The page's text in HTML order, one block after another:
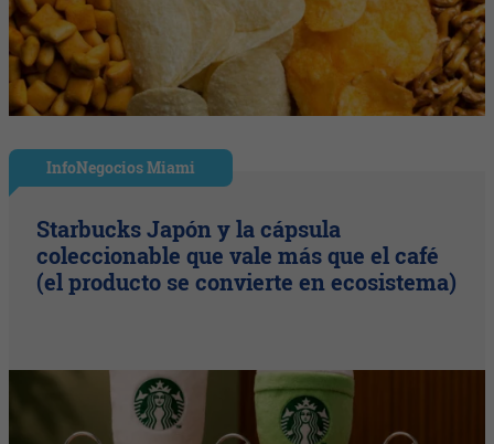
InfoNegocios Miami
Starbucks Japón y la cápsula
coleccionable que vale más que el café
(el producto se convierte en ecosistema)